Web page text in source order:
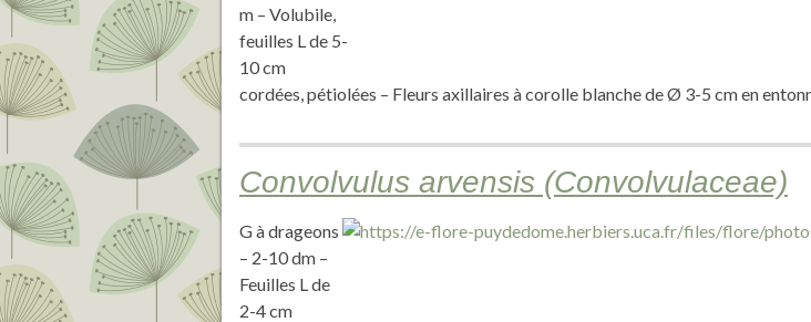
m – Volubile,
feuilles L de 5-
10 cm
cordées, pétiolées – Fleurs axillaires à corolle blanche de Ø 3-5 cm en
Convolvulus arvensis (Convolvulaceae)
G à drageons
– 2-10 dm –
Feuilles L de
2-4 cm